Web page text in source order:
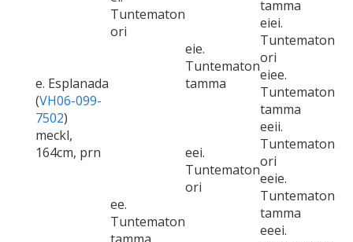
e. Esplanada
(VH06-099-
7502)
meckl,
164cm, prn
Tuntematon
ori
tamma
eie.
Tuntematon
tamma
eiei.
Tuntematon
ori
eiee.
Tuntematon
tamma
ee.
Tuntematon
eei.
Tuntematon
ori
eeii.
Tuntematon
ori
eeie.
Tuntematon
tamma
eeei.